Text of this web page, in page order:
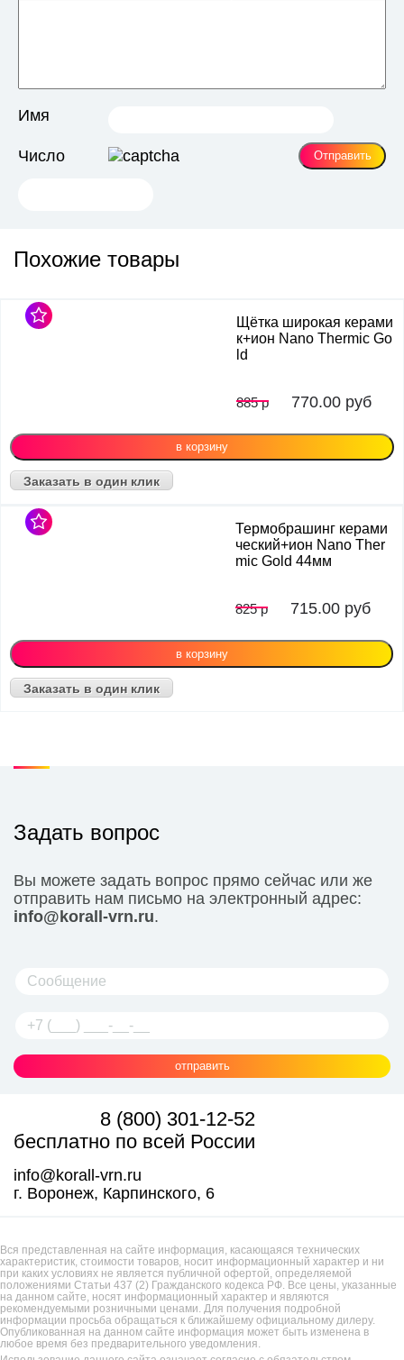
Имя
Число
Похожие товары
Щётка широкая керами
к+ион Nano Thermic Go
ld
885 р 770.00 руб
Заказать в один клик
Термобрашинг керами
ческий+ион Nano Ther
mic Gold 44мм
825 р 715.00 руб
Заказать в один клик
Задать вопрос
Вы можете задать вопрос прямо сейчас или же
отправить нам письмо на электронный адрес:
info@korall-vrn.ru.
отправить
8 (800) 301-12-52
бесплатно по всей России
info@korall-vrn.ru
г. Воронеж, Карпинского, 6
Вся представленная на сайте информация, касающаяся технических
характеристик, стоимости товаров, носит информационный характер и ни
при каких условиях не является публичной офертой, определяемой
положениями Статьи 437 (2) Гражданского кодекса РФ. Все цены, указанные
на данном сайте, носят информационный характер и являются
рекомендуемыми розничными ценами. Для получения подробной
информации просьба обращаться к ближайшему официальному дилеру.
Опубликованная на данном сайте информация может быть изменена в
любое время без предварительного уведомления.